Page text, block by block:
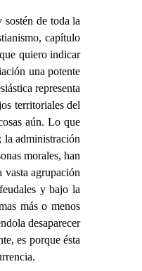
de toda la
capítulo
quiero indicar
una potente
representa
territoriales del
aún. Lo que
la administración
morales, han
agrupación
y bajo la
más o menos
desaparecer
es porque ésta